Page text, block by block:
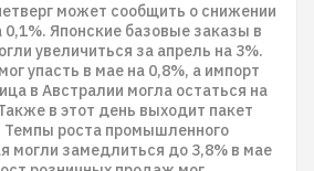
может сообщить о снижении
Японские базовые заказы в
увеличиться за апрель на 3%.
упасть в мае на 0,8%, а импорт
в Австралии могла остаться на
в этот день выходит пакет
Темпы роста промышленного
могли замедлиться до 3,8% в мае